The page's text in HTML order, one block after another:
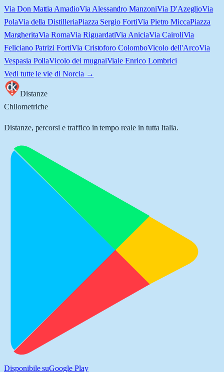
Via Don Mattia AmadioVia Alessandro ManzoniVia D'AzeglioVia
PolaVia della DistilleriaPiazza Sergio FortiVia Pietro MiccaPiazza
MargheritaVia RomaVia RiguardatiVia AniciaVia CairoliVia
Feliciano Patrizi FortiVia Cristoforo ColomboVicolo dell'ArcoVia
Vespasia PollaVicolo dei mugnaiViale Enrico Lombrici
Vedi tutte le vie di Norcia →
Distanze
Chilometriche
Distanze, percorsi e traffico in tempo reale in tutta Italia.
Disponibile suGoogle Play